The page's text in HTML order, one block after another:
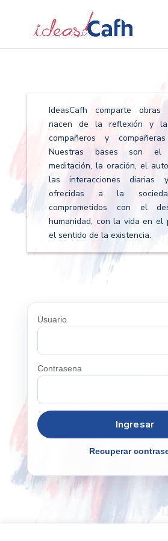
IdeasCafh comparte obras
nacen de la reflexión y
compañeros y
Nuestras bases son el
meditación, la oración, el
las interacciones diarias
ofrecidas a la
comprometidos con el
humanidad, con la vida en el
el sentido de la existencia.
Usuario
Contrasena
Recuperar